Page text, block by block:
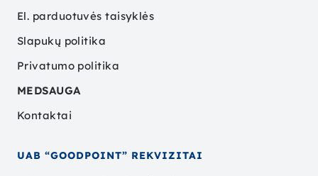
El. parduotuvės taisyklės
Slapukų politika
Privatumo politika
MEDSAUGA
Kontaktai
UAB “GOODPOINT” REKVIZITAI